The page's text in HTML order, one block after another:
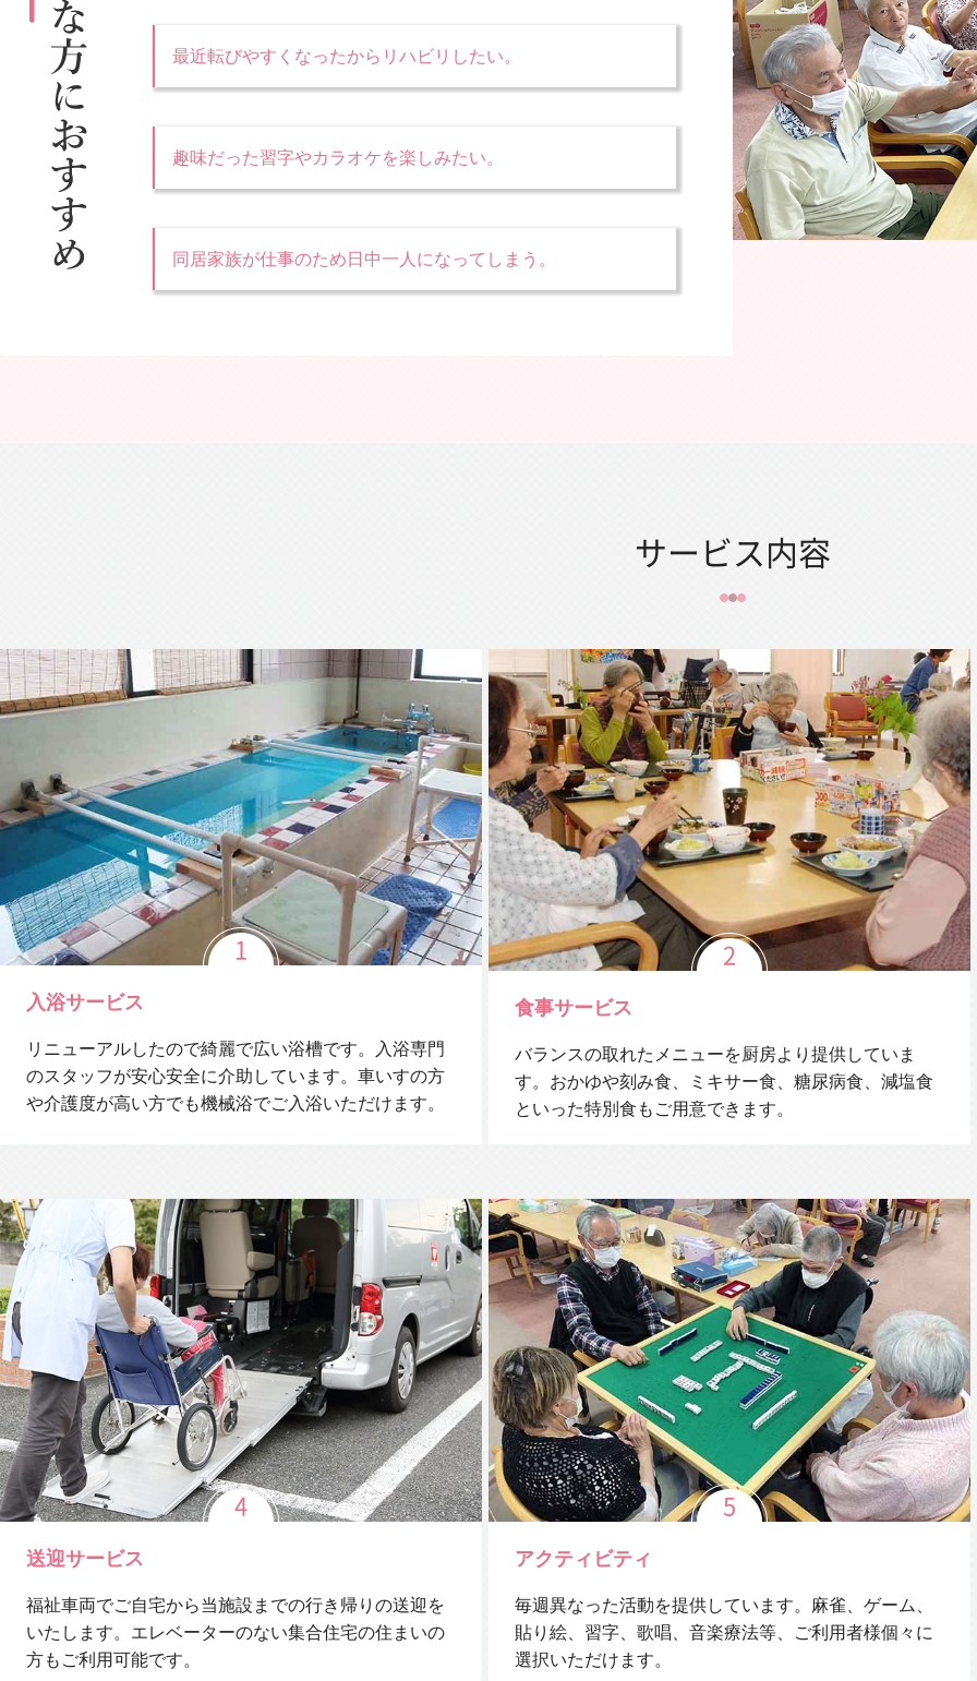
最近転びやすくなったからリハビリしたい。
趣味だった習字やカラオケを楽しみたい。
同居家族が仕事のため日中一人になってしまう。
サービス内容
入浴サービス
リニューアルしたので綺麗で広い浴槽です。入浴専門
のスタッフが安心安全に介助しています。車いすの方
や介護度が高い方でも機械浴でご入浴いただけます。
食事サービス
バランスの取れたメニューを厨房より提供していま
す。おかゆや刻み食、ミキサー食、糖尿病食、減塩食
といった特別食もご用意できます。
送迎サービス
福祉車両でご自宅から当施設までの行き帰りの送迎を
いたします。エレベーターのない集合住宅の住まいの
方もご利用可能です。
アクティビティ
毎週異なった活動を提供しています。麻雀、ゲーム、
貼り絵、習字、歌唱、音楽療法等、ご利用者様個々に
選択いただけます。